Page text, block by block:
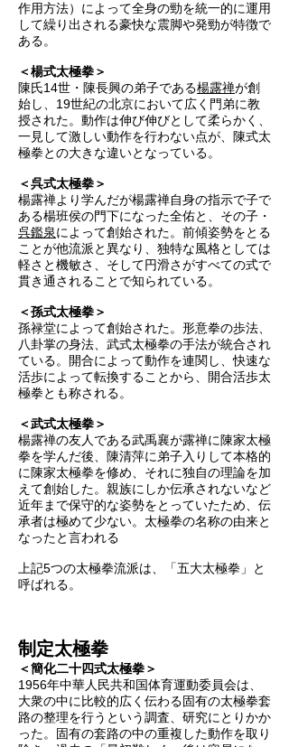
作用方法）によって全身の勁を統一的に運用
して繰り出される豪快な震脚や発勁が特徴で
ある。
＜楊式太極拳＞
陳氏14世・陳長興の弟子である楊露禅が創
始し、19世紀の北京において広く門弟に教
授された。動作は伸び伸びとして柔らかく、
一見して激しい動作を行わない点が、陳式太
極拳との大きな違いとなっている。
＜呉式太極拳＞
楊露禅より学んだが楊露禅自身の指示で子で
ある楊班侯の門下になった全佑と、その子・
呉鑑泉によって創始された。前傾姿勢をとる
ことが他流派と異なり、独特な風格としては
軽さと機敏さ、そして円滑さがすべての式で
貫き通されることで知られている。
＜孫式太極拳＞
孫禄堂によって創始された。形意拳の歩法、
八卦掌の身法、武式太極拳の手法が統合され
ている。開合によって動作を連関し、快速な
活歩によって転換することから、開合活歩太
極拳とも称される。
＜武式太極拳＞
楊露禅の友人である武禹襄が露禅に陳家太極
拳を学んだ後、陳清萍に弟子入りして本格的
に陳家太極拳を修め、それに独自の理論を加
えて創始した。親族にしか伝承されないなど
近年まで保守的な姿勢をとっていたため、伝
承者は極めて少ない。太極拳の名称の由来と
なったと言われる
上記5つの太極拳流派は、「五大太極拳」と
呼ばれる。
制定太極拳
＜簡化二十四式太極拳＞
1956年中華人民共和国体育運動委員会は、
大衆の中に比較的広く伝わる固有の太極拳套
路の整理を行うという調査、研究にとりかか
った。固有の套路の中の重複した動作を取り